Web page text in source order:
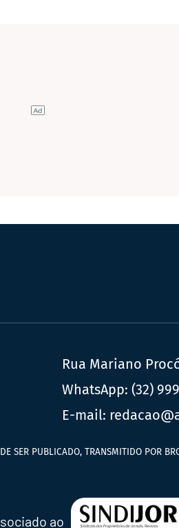
Rua Mariano
WhatsApp: (32)
E-mail:
SER PUBLICADO, TRANSMITIDO POR
ao